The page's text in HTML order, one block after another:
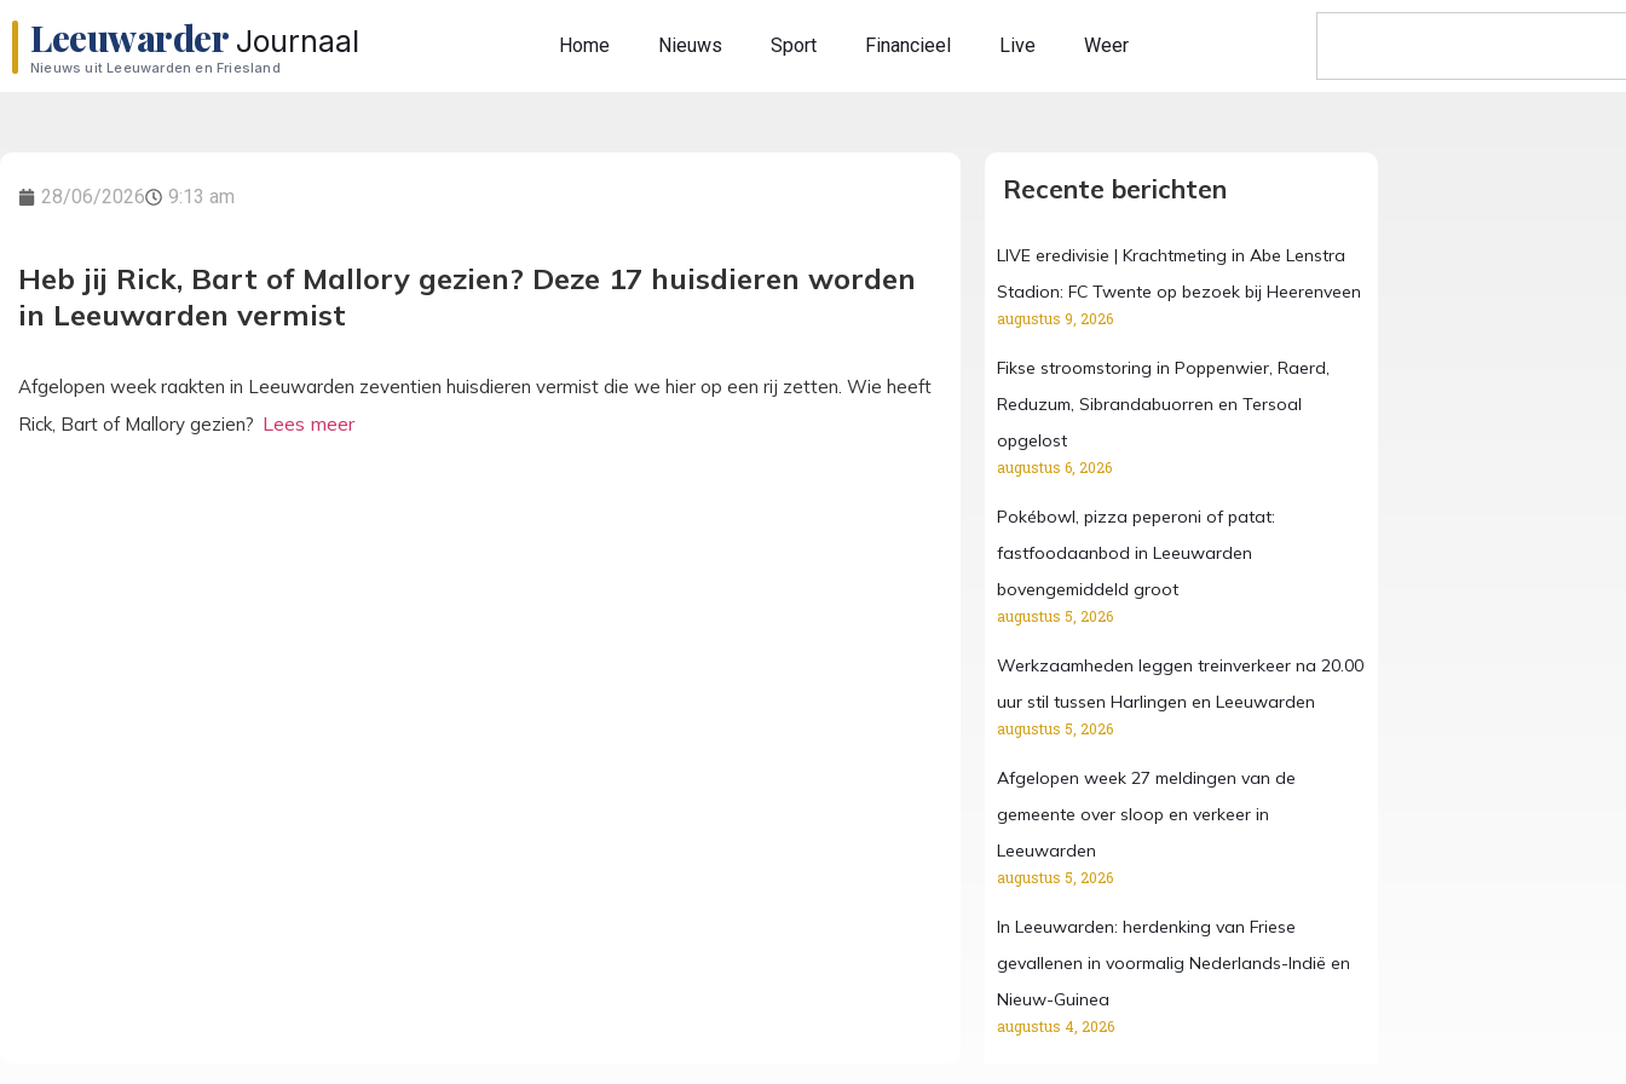
Leeuwarder Journaal
Nieuws uit Leeuwarden en Friesland
Home Nieuws Sport Financieel Live Weer
28/06/2026 9:13 am
Heb jij Rick, Bart of Mallory gezien? Deze 17 huisdieren worden
in Leeuwarden vermist
Afgelopen week raakten in Leeuwarden zeventien huisdieren vermist die we hier op een rij zetten. Wie heeft
Rick, Bart of Mallory gezien?
Recente berichten
LIVE eredivisie | Krachtmeting in Abe Lenstra
Stadion: FC Twente op bezoek bij Heerenveen
augustus 9, 2026
Fikse stroomstoring in Poppenwier, Raerd,
Reduzum, Sibrandabuorren en Tersoal
opgelost
augustus 6, 2026
Pokébowl, pizza peperoni of patat:
fastfoodaanbod in Leeuwarden
bovengemiddeld groot
augustus 5, 2026
Werkzaamheden leggen treinverkeer na 20.00
uur stil tussen Harlingen en Leeuwarden
augustus 5, 2026
Afgelopen week 27 meldingen van de
gemeente over sloop en verkeer in
Leeuwarden
augustus 5, 2026
In Leeuwarden: herdenking van Friese
gevallenen in voormalig Nederlands-Indië en
Nieuw-Guinea
augustus 4, 2026